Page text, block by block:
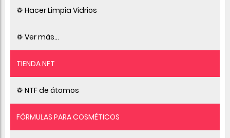
♽ Hacer Limpia Vidrios
♽ Ver más...
TIENDA NFT
♽ NTF de átomos
FÓRMULAS PARA COSMÉTICOS